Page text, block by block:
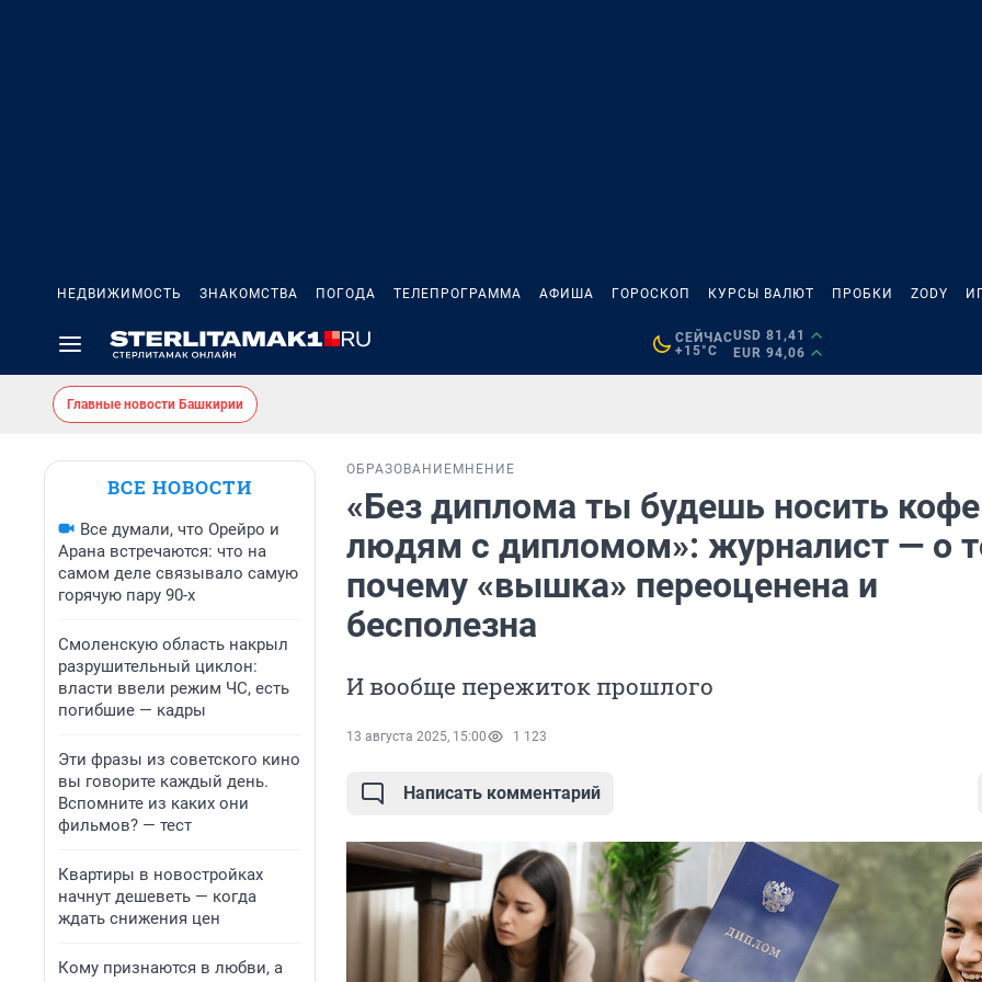
НЕДВИЖИМОСТЬ ЗНАКОМСТВА ПОГОДА ТЕЛЕПРОГРАММА АФИША ГОРОСКОП КУРСЫ ВАЛЮТ ПРОБКИ ZODY
СЕЙЧАС
+15°C
USD 81,41
EUR 94,06
Главные новости Башкирии
ВСЕ НОВОСТИ
Все думали, что Орейро и
Арана встречаются: что на
самом деле связывало самую
горячую пару 90-х
Смоленскую область накрыл
разрушительный циклон:
власти ввели режим ЧС, есть
погибшие — кадры
Эти фразы из советского кино
вы говорите каждый день.
Вспомните из каких они
фильмов? — тест
Квартиры в новостройках
начнут дешеветь — когда
ждать снижения цен
Кому признаются в любви, а
ОБРАЗОВАНИЕ МНЕНИЕ
«Без диплома ты будешь носить кофе
людям с дипломом»: журналист — о
почему «вышка» переоценена и
бесполезна
И вообще пережиток прошлого
13 августа 2025, 15:00 1 123
Написать комментарий